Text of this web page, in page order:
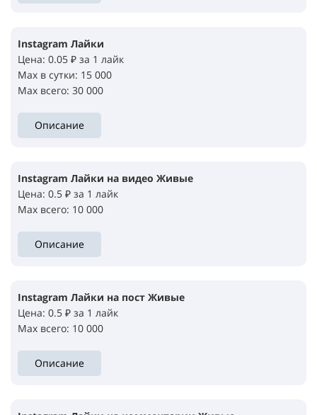
Instagram Лайки
Цена: 0.05 ₽ за 1 лайк
Max в сутки: 15 000
Max всего: 30 000
Описание
Instagram Лайки на видео Живые
Цена: 0.5 ₽ за 1 лайк
Max всего: 10 000
Описание
Instagram Лайки на пост Живые
Цена: 0.5 ₽ за 1 лайк
Max всего: 10 000
Описание